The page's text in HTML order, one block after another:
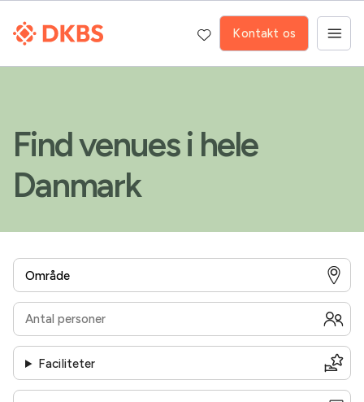
Kontakt os
Find venues i hele
Danmark
Faciliteter